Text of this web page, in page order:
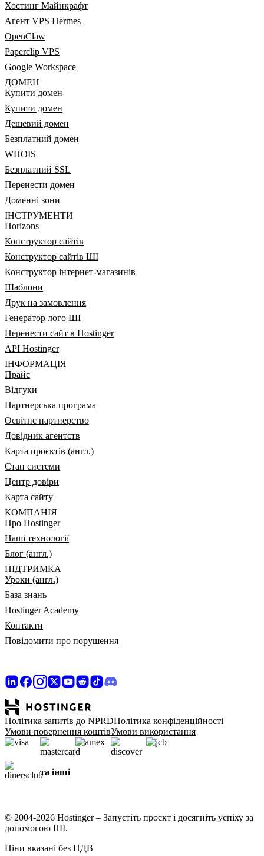
Хостинг Майнкрафт
Агент VPS Hermes
OpenClaw
Paperclip VPS
Google Workspace
ДОМЕН
Купити домен
Купити домен
Дешевий домен
Безплатний домен
WHOIS
Безплатний SSL
Перенести домен
Доменні зони
ІНСТРУМЕНТИ
Horizons
Конструктор сайтів
Конструктор сайтів ШІ
Конструктор інтернет-магазинів
Шаблони
Друк на замовлення
Генератор лого ШІ
Перенести сайт в Hostinger
API Hostinger
ІНФОРМАЦІЯ
Прайс
Відгуки
Партнерська програма
Освітнє партнерство
Довідник агентств
Карта проєктів (англ.)
Стан системи
Центр довіри
Карта сайту
КОМПАНІЯ
Про Hostinger
Наші технології
Блог (англ.)
ПІДТРИМКА
Уроки (англ.)
База знань
Hostinger Academy
Контакти
Повідомити про порушення
Політика запитів до NPRDПолітика конфіденційності
Умови повернення коштівУмови використання
та інші
© 2004-2026 Hostinger – Запустіть проєкт і досягніть успіху за
допомогою ШІ.
Ціни вказані без ПДВ